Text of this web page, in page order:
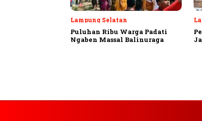
Lampung Selatan
Puluhan Ribu Warga Padati
Ngaben Massal Balinuraga